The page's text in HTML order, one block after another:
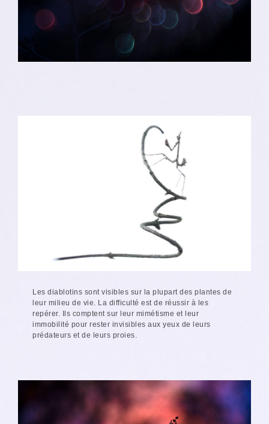
Les diablotins sont visibles sur la plupart des plantes de
leur milieu de vie. La difficulté est de réussir à les
repérer. Ils comptent sur leur mimétisme et leur
immobilité pour rester invisibles aux yeux de leurs
prédateurs et de leurs proies.